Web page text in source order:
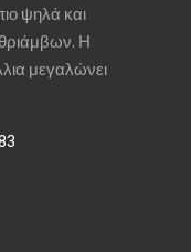
ψηλά και
Η
μεγαλώνει